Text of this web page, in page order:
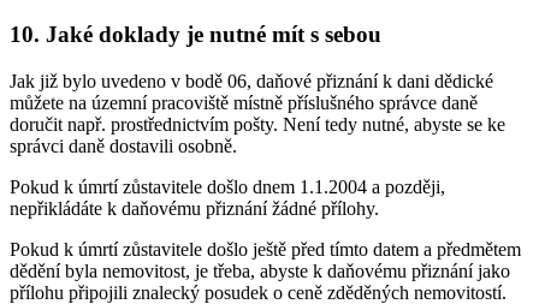
10. Jaké doklady je nutné mít s sebou
Jak již bylo uvedeno v bodě 06, daňové přiznání k dani dědické
můžete na územní pracoviště místně příslušného správce daně
doručit např. prostřednictvím pošty. Není tedy nutné, abyste se ke
správci daně dostavili osobně.
Pokud k úmrtí zůstavitele došlo dnem 1.1.2004 a později,
nepřikládáte k daňovému přiznání žádné přílohy.
Pokud k úmrtí zůstavitele došlo ještě před tímto datem a předmětem
dědění byla nemovitost, je třeba, abyste k daňovému přiznání jako
přílohu připojili znalecký posudek o ceně zděděných nemovitostí.